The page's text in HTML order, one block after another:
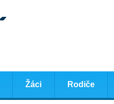
Žáci Rodiče